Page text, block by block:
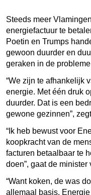
Steeds meer
energiefactuur te
Poetin en Trumps
gewoon duurder en
geraken in de
“We zijn te afhankelijk
energie. Met één druk
duurder. Dat is een
gewone gezinnen”,
“Ik heb bewust voor
koopkracht van de
facturen betaalbaar te
doen”, gaat de minister
“Want koken, de was
allemaal basis.